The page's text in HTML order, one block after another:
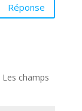
Réponse
Les champs